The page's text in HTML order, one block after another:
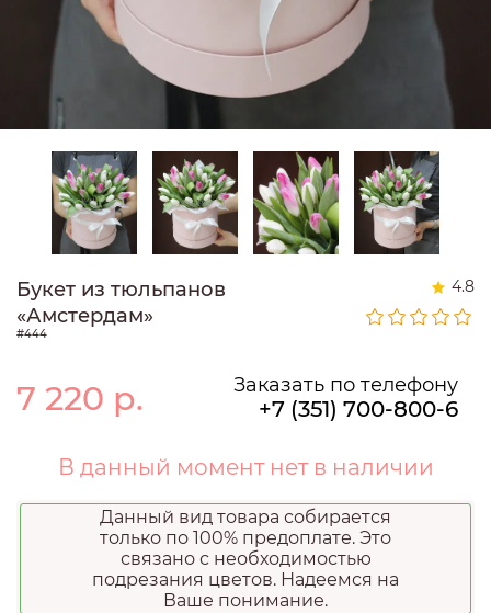
Букет из тюльпанов
«Амстердам»
4.8
#444
7 220 р. Заказать по телефону
+7 (351) 700-800-6
В данный момент нет в наличии
Данный вид товара собирается
только по 100% предоплате. Это
связано с необходимостью
подрезания цветов. Надеемся на
Ваше понимание.